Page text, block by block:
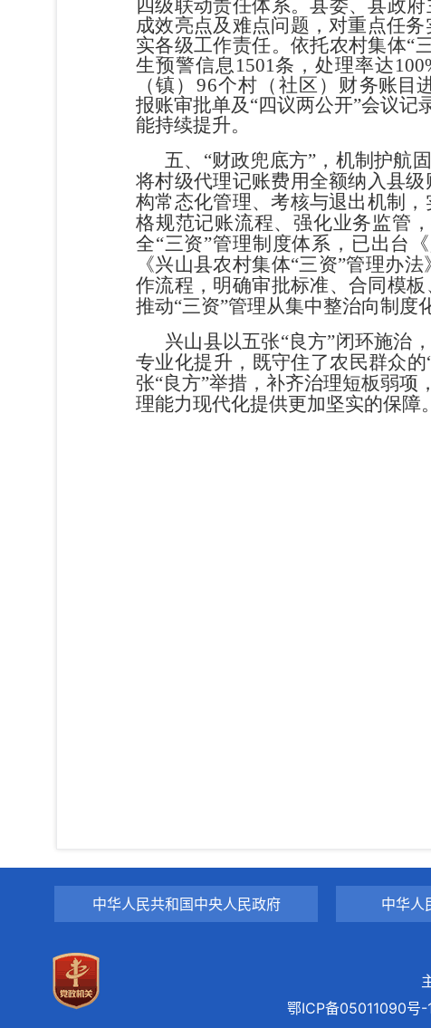
四级联动责任体系。县委、县政府
成效亮点及难点问题，对重点任
实各级工作责任。依托农村集体“
生预警信息 1501条，处理率达
（镇） 96个村（社区）财务账目
报账审批单及 “四议两公开”会议记
能持续提升。
五、 “财政兜底方” ，机制护航
将村级代理记账费用全额纳入县级
构常态化管理、考核与退出机制
格规范记账流程、强化业务监管
全“三资”管理制度体系，已出台
《兴山县农村集体“三资”管理办法
作流程，明确审批标准、合同模
推动“三资”管理 从集中整治向制度
兴山县以五张“良方”闭环施治
专业化提升，既守住了农民群众的
张“良方”举措 ， 补齐治理短板弱项
理能力现代化提供更加坚实的保障。
中华人民共和国中央人民政府 中华人
鄂ICP备05011090号-